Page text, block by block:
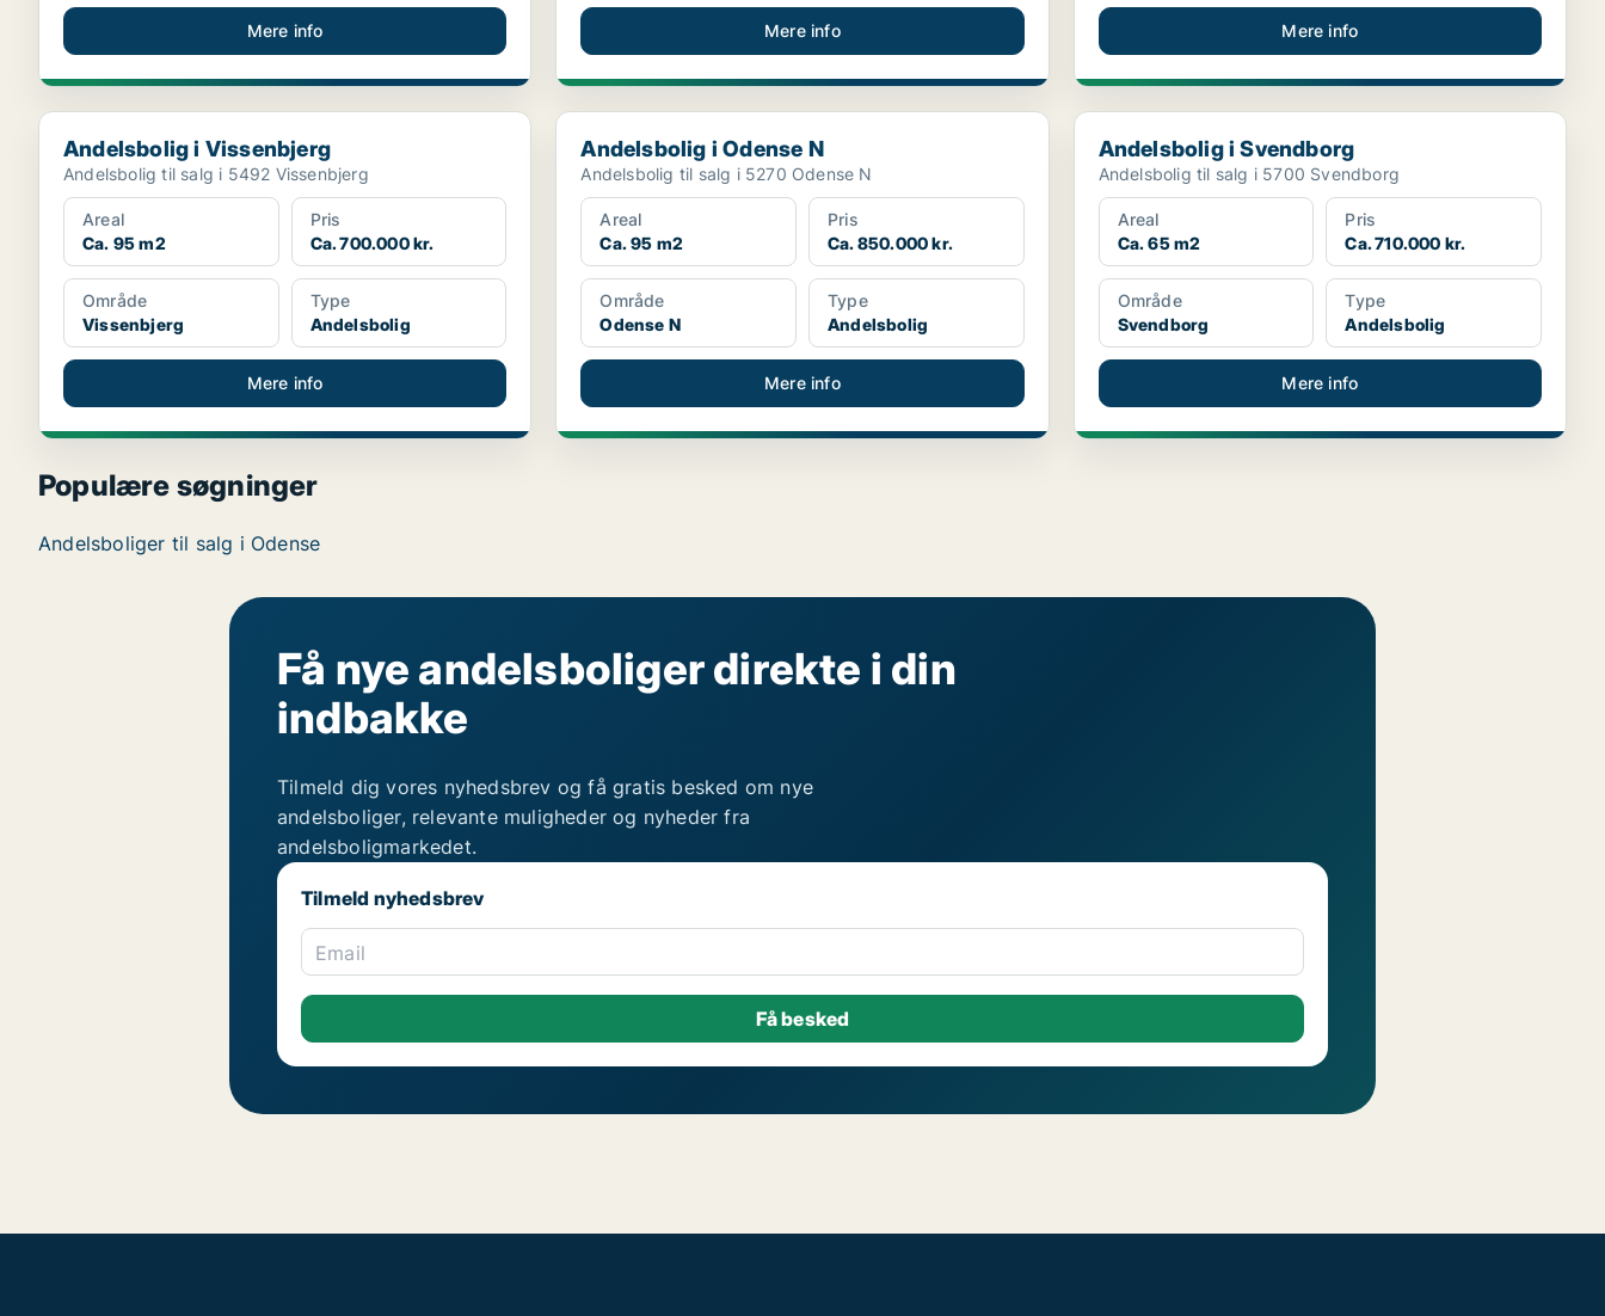
Mere info Mere info Mere info
Andelsbolig i Vissenbjerg
Andelsbolig i Vissenbjerg
Andelsbolig til salg i 5492 Vissenbjerg
Areal
Ca. 95 m2
Pris
Ca. 700.000 kr.
Område
Vissenbjerg
Type
Andelsbolig
Mere info
Andelsbolig i Odense N
Andelsbolig i Odense N
Andelsbolig til salg i 5270 Odense N
Areal
Ca. 95 m2
Pris
Ca. 850.000 kr.
Område
Odense N
Type
Andelsbolig
Mere info
Andelsbolig i Svendborg
Andelsbolig i Svendborg
Andelsbolig til salg i 5700 Svendborg
Areal
Ca. 65 m2
Pris
Ca. 710.000 kr.
Område
Svendborg
Type
Andelsbolig
Mere info
Populære søgninger
Andelsboliger til salg i Odense
Få nye andelsboliger direkte i din
indbakke
Tilmeld dig vores nyhedsbrev og få gratis besked om nye
andelsboliger, relevante muligheder og nyheder fra
andelsboligmarkedet.
Tilmeld nyhedsbrev
Email